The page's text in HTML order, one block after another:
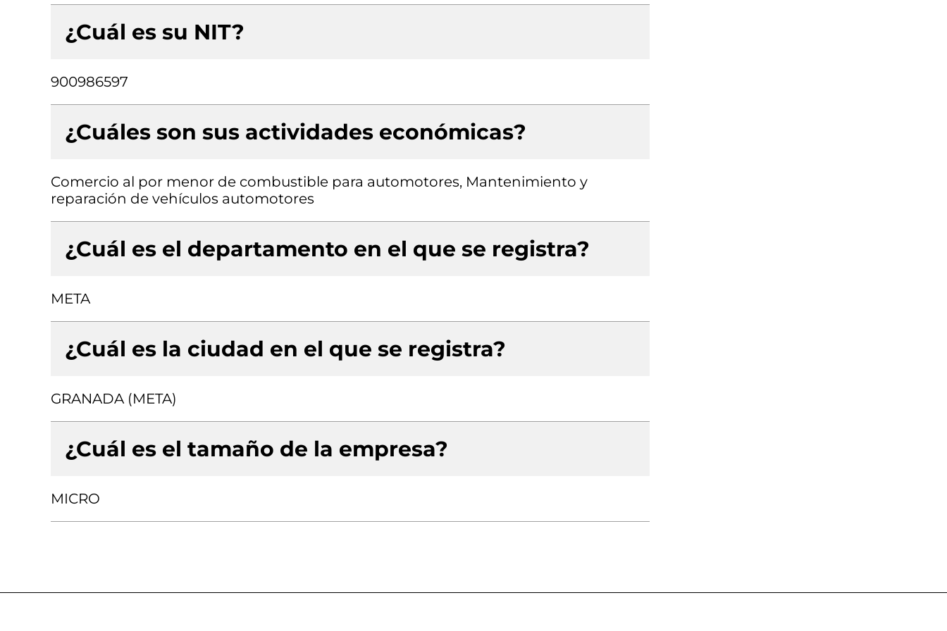
¿Cuál es su NIT?
900986597
¿Cuáles son sus actividades económicas?
Comercio al por menor de combustible para automotores, Mantenimiento y
reparación de vehículos automotores
¿Cuál es el departamento en el que se registra?
META
¿Cuál es la ciudad en el que se registra?
GRANADA (META)
¿Cuál es el tamaño de la empresa?
MICRO